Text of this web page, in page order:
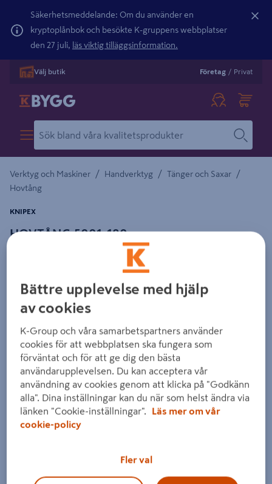
Säkerhetsmeddelande: Om du använder en
kryptoplånbok och besökte K-gruppens webbplatser
den 27 juli, läs viktig tilläggsinformation.
Välj butik Företag / Privat
Verktyg och Maskiner / Handverktyg / Tänger och Saxar /
Hovtång
HOVTÅNG 5001-180
KNIPEX
Detaljerad beskrivning finns i produktbeskrivningsområdet
Bättre upplevelse med hjälp
av cookies
K-Group och våra samarbetspartners använder
cookies för att webbplatsen ska fungera som
förväntat och för att ge dig den bästa
användarupplevelsen. Du kan acceptera vår
användning av cookies genom att klicka på "Godkänn
alla". Dina inställningar kan du när som helst ändra via
länken "Cookie-inställningar".
Läs mer om vår
cookie-policy
Fler val